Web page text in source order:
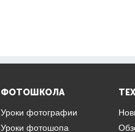
ФОТОШКОЛА
Уроки фотографии
Уроки фотошопа